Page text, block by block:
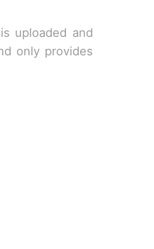
uploaded and
only provides